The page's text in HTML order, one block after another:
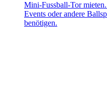
Mini-Fussball-Tor
Events oder andere
benötigen.